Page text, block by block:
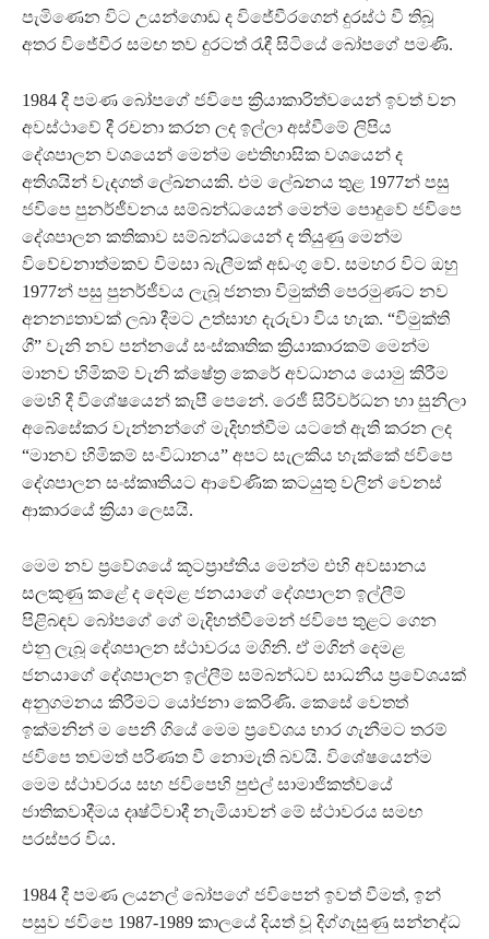
පැමිණෙන විට උයන්ගොඩ ද විජේවීරගෙන් දුරස්ථ වී තිබූ
අතර විජේවීර සමඟ තව දුරටත් රැඳී සිටියේ බෝපගේ පමණි.
1984 දී පමණ බෝපගේ ජවිපෙ ක්‍රියාකාරිත්වයෙන් ඉවත් වන
අවස්ථාවේ දී රචනා කරන ලද ඉල්ලා අස්වීමේ ලිපිය
දේශපාලන වශයෙන් මෙන්ම ඓතිහාසික වශයෙන් ද
අතිශයින් වැදගත් ලේඛනයකි. එම ලේඛනය තුළ 1977න් පසු
ජවිපෙ පුනර්ජීවනය සම්බන්ධයෙන් මෙන්ම පොදුවේ ජවිපෙ
දේශපාලන කතිකාව සම්බන්ධයෙන් ද තියුණු මෙන්ම
විවේචනාත්මකව විමසා බැලීමක් අඩංගු වේ. සමහර විට ඔහු
1977න් පසු පුනර්ජීවය ලැබූ ජනතා විමුක්ති පෙරමුණට නව
අනන්‍යතාවක් ලබා දීමට උත්සාහ දැරුවා විය හැක. “විමුක්ති
ගී” වැනි නව පන්නයේ සංස්කෘතික ක්‍රියාකාරකම් මෙන්ම
මානව හිමිකම් වැනි ක්ෂේත්‍ර කෙරේ අවධානය යොමු කිරීම
මෙහි දී විශේෂයෙන් කැපී පෙනේ. රෙජී සිරිවර්ධන හා සුනිලා
අබේසේකර වැන්නන්ගේ මැදිහත්වීම යටතේ ඇති කරන ලද
“මානව හිමිකම් සංවිධානය” අපට සැලකිය හැක්කේ ජවිපෙ
දේශපාලන සංස්කෘතියට ආවේණික කටයුතු වලින් වෙනස්
ආකාරයේ ක්‍රියා ලෙසයි.
මෙම නව ප්‍රවේශයේ කූටප්‍රාප්තිය මෙන්ම එහි අවසානය
සලකුණු කළේ ද දෙමළ ජනයාගේ දේශපාලන ඉල්ලීම්
පිළිබඳව බෝපගේ ගේ මැදිහත්වීමෙන් ජවිපෙ තුළට ගෙන
එනු ලැබූ දේශපාලන ස්ථාවරය මගිනි. ඒ මගින් දෙමළ
ජනයාගේ දේශපාලන ඉල්ලීම් සම්බන්ධව සාධනීය ප්‍රවේශයක්
අනුගමනය කිරීමට යෝජනා කෙරිණි. කෙසේ වෙතත්
ඉක්මනින් ම පෙනී ගියේ මෙම ප්‍රවේශය භාර ගැනීමට තරම්
ජවිපෙ තවමත් පරිණත වී නොමැති බවයි. විශේෂයෙන්ම
මෙම ස්ථාවරය සහ ජවිපෙහි පුළුල් සාමාජිකත්වයේ
ජාතිකවාදීමය දෘෂ්ටිවාදී නැමියාවන් මේ ස්ථාවරය සමඟ
පරස්පර විය.
1984 දී පමණ ලයනල් බෝපගේ ජවිපෙන් ඉවත් වීමත්, ඉන්
පසුව ජවිපෙ 1987-1989 කාලයේ දියත් වූ දිග්ගැසුණු සන්නද්ධ